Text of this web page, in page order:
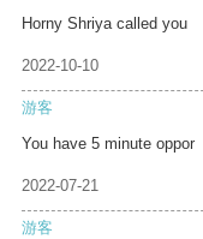
Horny Shriya called you
2022-10-10
游客
You have 5 minute oppor
2022-07-21
游客